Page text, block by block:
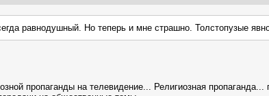
равнодушный. Но теперь и мне страшно. Толстопузые
пропаганды на телевидение... Религиозная